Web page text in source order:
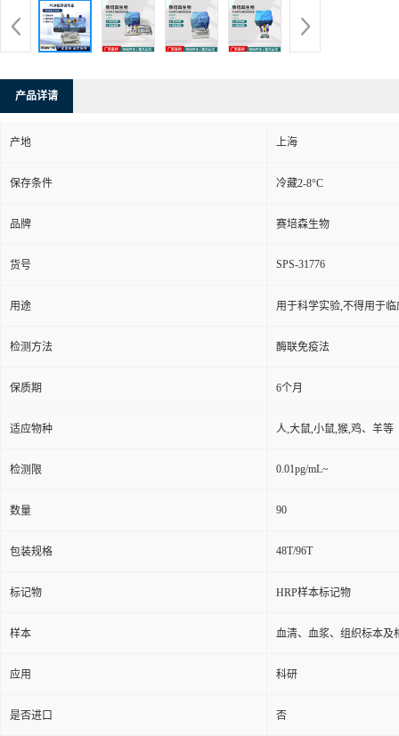
产品详请
产地 上海
保存条件 冷藏2-8°C
品牌 赛培森生物
货号 SPS-31776
用途 用于科学实验,不得用于临
检测方法 酶联免疫法
保质期 6个月
适应物种 人,大鼠,小鼠,猴,鸡、羊等
检测限 0.01pg/mL~
数量 90
包装规格 48T/96T
标记物 HRP样本标记物
样本 血清、血浆、组织标本及
应用 科研
是否进口 否